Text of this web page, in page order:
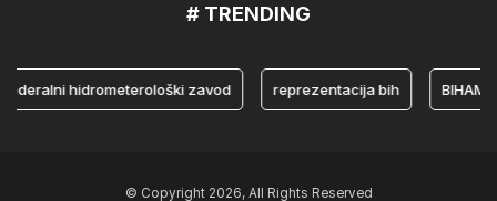
# TRENDING
hidrometerološki zavod reprezentacija bih BIHAMK
© Copyright 2026, All Rights Reserved